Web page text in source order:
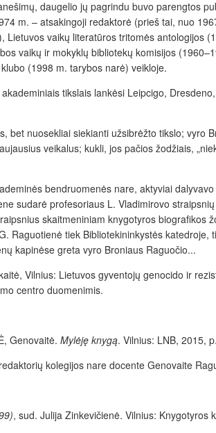
daugelio jų pagrindu buvo parengtos
m. – atsakingoji redaktorė (prieš tai, nuo
Lietuvos vaikų literatūros tritomės
vaikų ir mokyklų bibliotekų komisijos
(1998 m. tarybos narė) veikloje.
tikslais lankėsi Leipcigo,
bet nuosekliai siekianti užsibrėžto tikslo;
veikalus; kukli, jos pačios žodžiais,
bendruomenės nare, aktyviai
sudarė profesoriaus L. Vladimirovo
skaitmeniniam knygotyros biografikos
Raguotienė tiek Bibliotekininkystės
kapinėse greta vyro Broniaus Raguočio...
Vilnius: Lietuvos gyventojų genocido ir
centro duomenimis.
, Genovaitė. Mylėję knygą. Vilnius: LNB, 2015,
kolegijos nare docente Genovaite
, sud. Julija Zinkevičienė. Vilnius: Knygotyros